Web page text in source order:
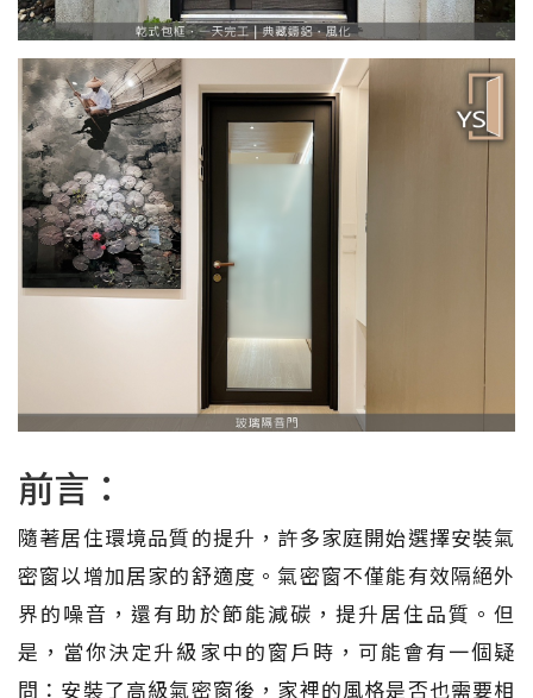
前言：
隨著居住環境品質的提升，許多家庭開始選擇安裝氣
密窗以增加居家的舒適度。氣密窗不僅能有效隔絕外
界的噪音，還有助於節能減碳，提升居住品質。但
是，當你決定升級家中的窗戶時，可能會有一個疑
問：安裝了高級氣密窗後，家裡的風格是否也需要相